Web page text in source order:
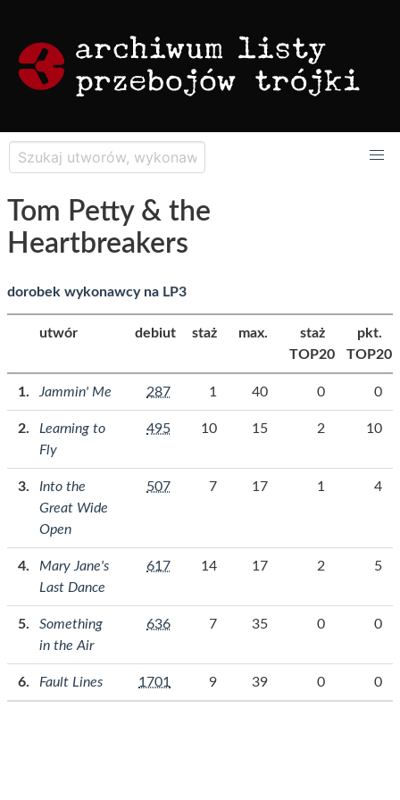
Tom Petty & the
Heartbreakers
dorobek wykonawcy na LP3
utwór debiut staż max.
staż
TOP20
pkt.
TOP20
Jammin' Me 287 1 40 0 0
Learning to
Fly
495 10 15 2 10
Into the
Great Wide
Open
507 7 17 1 4
Mary Jane's
Last Dance
617 14 17 2 5
Something
in the Air
636 7 35 0 0
Fault Lines 1701 9 39 0 0